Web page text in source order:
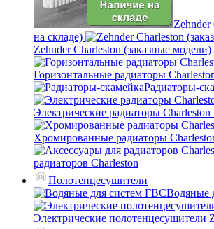
Zehnder
на складе)
Zehnder Charleston (заказные модели)
Горизонтальные радиаторы
Радиаторы-
Электрические радиаторы Charleston
Хромированные радиаторы
радиаторов Charleston
Полотенцесушители
Водяные
Электрические полотенцесушители